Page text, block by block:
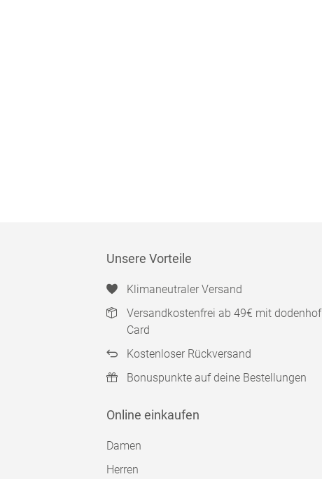
Unsere Vorteile
Klimaneutraler Versand
Versandkostenfrei ab 49€ mit dodenhof
Card
Kostenloser Rückversand
Bonuspunkte auf deine Bestellungen
Online einkaufen
Damen
Herren